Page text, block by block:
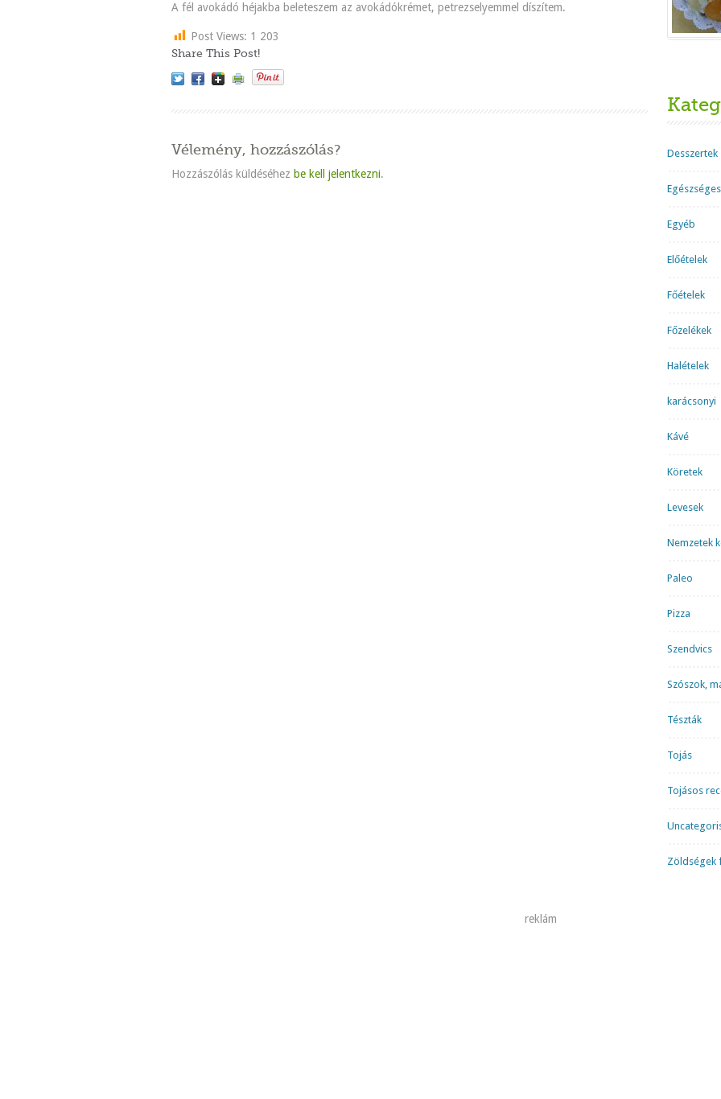
A fél avokádó héjakba beleteszem az avokádókrémet, petrezselyemmel díszítem.
Post Views: 1 203
Share This Post!
Vélemény, hozzászólás?
Hozzászólás küldéséhez be kell jelentkezni.
Desszertek
Egészséges
Egyéb
Előételek
Főételek
Főzelékek
Halételek
karácsonyi
Kávé
Köretek
Levesek
Nemzetek
Paleo
Pizza
Szendvics
Szószok,
Tészták
Tojás
Tojásos
Zöldségek
reklám